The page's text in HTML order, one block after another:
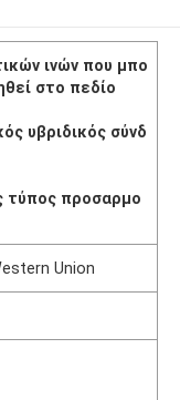
ινών που μπο
στο πεδίο
υβριδικός σύνδ
τύπος προσαρμο
Union